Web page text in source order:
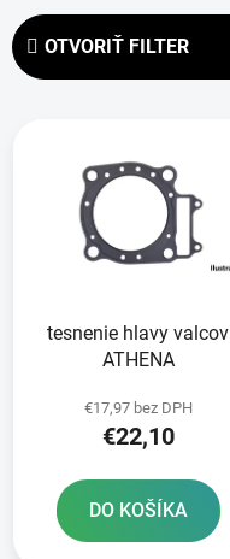
e
n
OTVORIŤ FILTER
tesnenie hlavy valcov
ATHENA
€17,97 bez DPH
€22,10
DO KOŠÍKA